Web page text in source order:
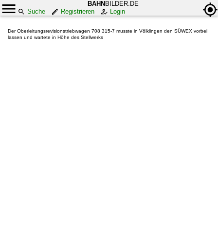
BAHN BILDER.DE
Suche
Registrieren Login
Der Oberleitungsrevisionstriebwagen 708 315-7 musste in Völklingen den SÜWEX vorbei
lassen und wartete in Höhe des Stellwerks